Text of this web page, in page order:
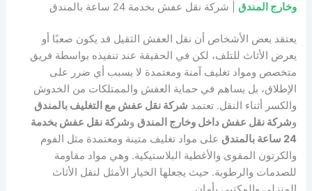
وخارج المندق | شركة نقل عفش بخدمة 24 ساعة بالمندق
يعتقد بعض الأشخاص أن نقل العفش الثقيل قد يكون صعبًا أو
يعرض الأثاث للتلف، لكن في الحقيقة عند تنفيذه بواسطة فريق
متخصص ومواد تغليف آمنة ومعتمدة لا يسبب أي ضرر على
الإطلاق، بل يساهم في حماية العفش والممتلكات من الخدوش
والكسر أثناء النقل. تعتمد شركة نقل عفش مع التغليف بالمندق
وشركة نقل عفش داخل وخارج المندق وشركة نقل عفش بخدمة
24 ساعة بالمندق
على مواد تغليف متينة ومعتمدة مثل الفوم
والكرتون المقوى والأغطية البلاستيكية. وهي مواد مقاومة
للصدمات والرطوبة. حيث يجعلها الخيار الأمثل لنقل الأثاث